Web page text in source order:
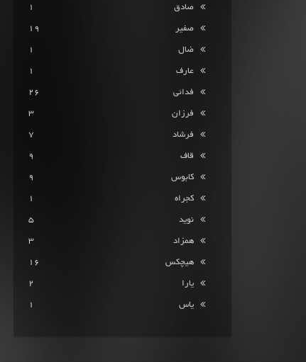
صادق 1
صفیر 19
ضال 1
عارف 1
فدائی 26
فرزان 3
فرشاد 7
قاف 9
کابوس 9
کجراه 1
نوید 5
همزاد 3
هیچکس 16
یارا 2
یاس 1